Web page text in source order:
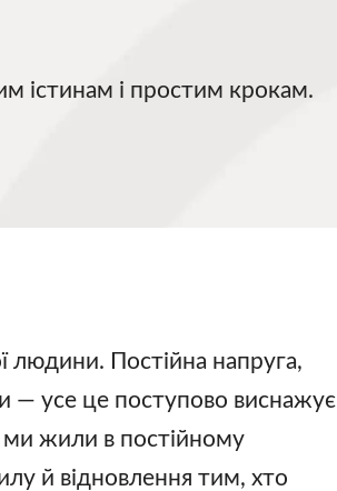
істинам і простим крокам.
Постійна напруга,
— усе це поступово виснажує
ми жили в постійному
й відновлення тим, хто